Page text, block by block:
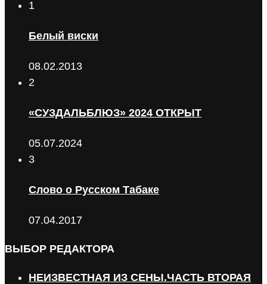
1
Белый виски
08.02.2013
2
«СУЗДАЛЬБЛЮЗ» 2024 ОТКРЫТ
05.07.2024
3
Слово о Русском Табаке
07.04.2017
ВЫБОР РЕДАКТОРА
НЕИЗВЕСТНАЯ ИЗ СЕНЫ.ЧАСТЬ ВТОРАЯ